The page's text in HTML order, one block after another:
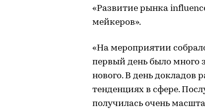
«Развитие рынка
мейкеров».
«На мероприятии
первый день было много
нового. В день докладов
тенденциях в сфере.
получилась очень